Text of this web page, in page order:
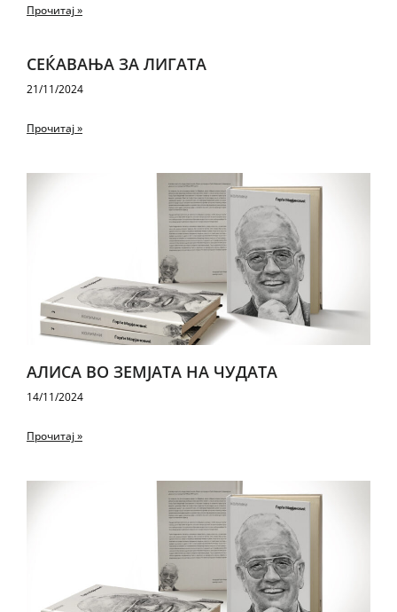
Прочитај »
СЕЌАВАЊА ЗА ЛИГАТА
21/11/2024
Прочитај »
АЛИ­СА ВО ЗЕМ­ЈА­ТА НА ЧУ­ДА­ТА
14/11/2024
Прочитај »